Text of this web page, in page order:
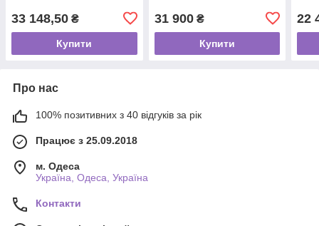
кушетка косметологічна
посилена
33 148,50 ₴
Купити
масажний стіл
31 900₴
Купити
22
Про нас
100% позитивних з 40 відгуків за рік
Працює з 25.09.2018
м. Одеса
Україна, Одеса, Україна
Контакти